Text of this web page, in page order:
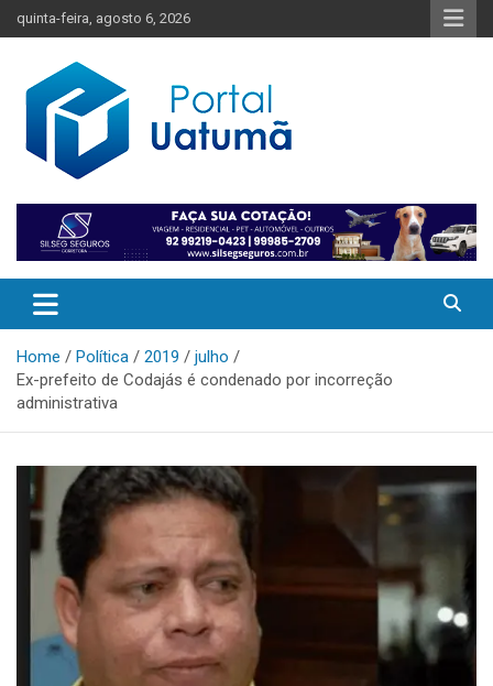
to
quinta-feira, agosto 6, 2026
Portal Uatumã
Home Política 2019
julho
Ex-prefeito de Codajás é condenado por incorreção
administrativa